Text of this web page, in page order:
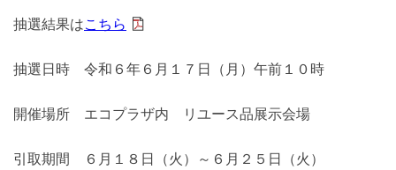
抽選結果はこちら
抽選日時 令和６年６月１７日（月）午前１０時
開催場所 エコプラザ内 リユース品展示会場
引取期間 ６月１８日（火）～６月２５日（火）